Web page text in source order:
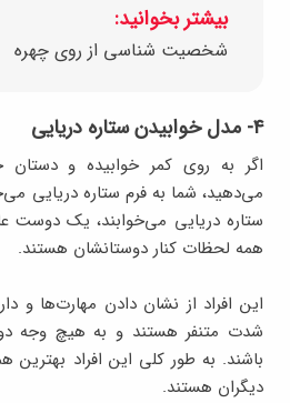
بیشتر بخوانید:
شخصیت شناسی از روی چهره
۴- مدل خوابیدن ستاره دریایی
اگر به روی کمر خوابیده و دستان
می‌دهید، شما به فرم ستاره دریایی
ستاره دریایی می‌خوابند، یک دوست
همه لحظات کنار دوستانشان هستند.
این افراد از نشان دادن مهارت‌ها و
شدت متنفر هستند و به هیچ وجه
باشند. به طور کلی این افراد بهترین
دیگران هستند.